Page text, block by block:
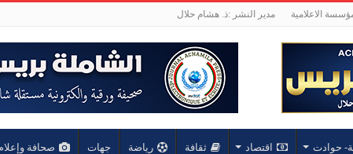
الاعلامية مدير النشر :ذ. هشام حلال
حوادت اقتصاد ثقافة رياضة جهات صحافة